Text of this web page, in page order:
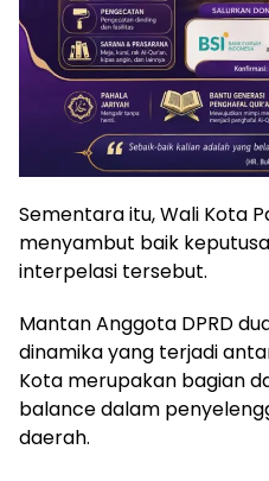
Sementara itu, Wali Kota
menyambut baik
interpelasi tersebut.
Mantan Anggota DPRD
dinamika yang terjadi
Kota merupakan bagian
balance dalam
daerah.